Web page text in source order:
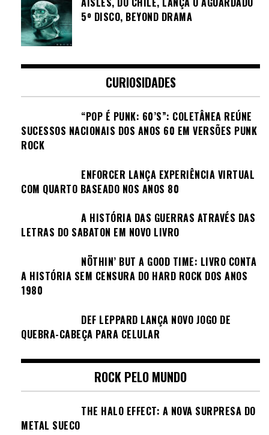
5º DISCO, BEYOND DRAMA
CURIOSIDADES
“POP É PUNK: 60’S”: COLETÂNEA REÚNE
SUCESSOS NACIONAIS DOS ANOS 60 EM VERSÕES PUNK
ROCK
ENFORCER LANÇA EXPERIÊNCIA VIRTUAL
COM QUARTO BASEADO NOS ANOS 80
A HISTÓRIA DAS GUERRAS ATRAVÉS DAS
LETRAS DO SABATON EM NOVO LIVRO
NÖTHIN’ BUT A GOOD TIME: LIVRO CONTA
A HISTÓRIA SEM CENSURA DO HARD ROCK DOS ANOS
1980
DEF LEPPARD LANÇA NOVO JOGO DE
QUEBRA-CABEÇA PARA CELULAR
ROCK PELO MUNDO
THE HALO EFFECT: A NOVA SURPRESA DO
METAL SUECO